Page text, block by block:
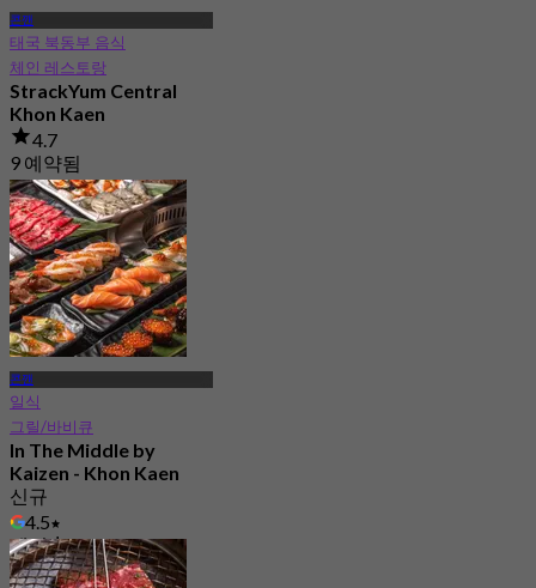
콘깬
태국 북동부 음식
체인 레스토랑
StrackYum Central
Khon Kaen
4.7
9 예약됨
에서฿ 416.66
콘깬
일식
그릴/바비큐
In The Middle by
Kaizen - Khon Kaen
신규
4.5
에서฿ 994